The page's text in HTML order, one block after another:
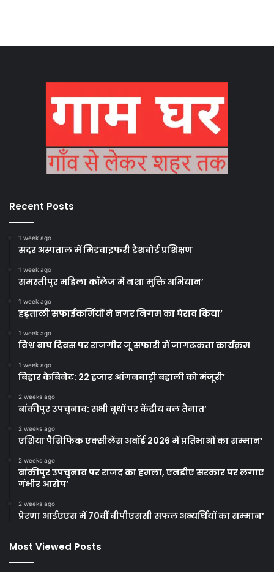
Recent Posts
1 week ago
सदर अस्पताल में मिडवाइफरी डैशबोर्ड प्रशिक्षण
1 week ago
समस्तीपुर महिला कॉलेज में नशा मुक्ति अभियान’
1 week ago
हड़ताली सफाईकर्मियों ने नगर निगम का घेराव किया’
1 week ago
विश्व बाघ दिवस पर राजगीर जू सफारी में जागरूकता कार्यक्रम
1 week ago
बिहार कैबिनेट: 22 हजार आंगनबाड़ी बहाली को मंजूरी’
2 weeks ago
बांकीपुर उपचुनाव: सभी बूथों पर केंद्रीय बल तैनात’
2 weeks ago
एशिया पैसिफिक एक्सीलेंस अवॉर्ड 2026 में प्रतिभाओं का सम्मान’
2 weeks ago
बांकीपुर उपचुनाव पर राजद का हमला, एनडीए सरकार पर लगाए
गंभीर आरोप’
2 weeks ago
प्रेरणा आईएएस में 70वीं बीपीएससी सफल अभ्यर्थियों का सम्मान’
Most Viewed Posts